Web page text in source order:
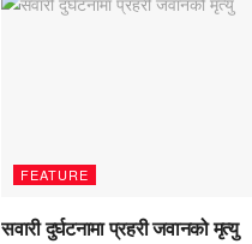
FEATURE
सवारी दुर्घटनामा प्रहरी जवानको मृत्यु